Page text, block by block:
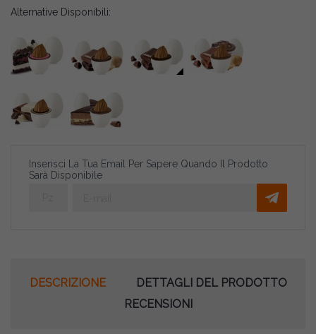
Alternative Disponibili:
Inserisci La Tua Email Per Sapere Quando Il Prodotto
Sarà Disponibile
DESCRIZIONE
DETTAGLI DEL PRODOTTO
RECENSIONI